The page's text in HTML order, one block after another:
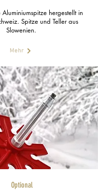
hergestellt in
Spitze und Teller aus
Slowenien.
Mehr
Optional